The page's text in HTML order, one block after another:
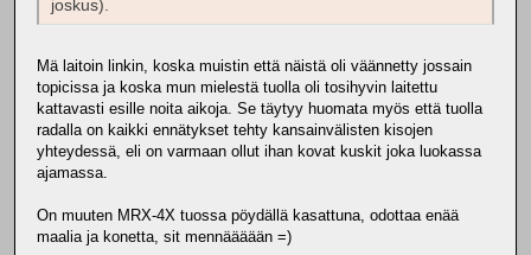
joskus).
Mä laitoin linkin, koska muistin että näistä oli väännetty jossain
topicissa ja koska mun mielestä tuolla oli tosihyvin laitettu
kattavasti esille noita aikoja. Se täytyy huomata myös että tuolla
radalla on kaikki ennätykset tehty kansainvälisten kisojen
yhteydessä, eli on varmaan ollut ihan kovat kuskit joka luokassa
ajamassa.
On muuten MRX-4X tuossa pöydällä kasattuna, odottaa enää
maalia ja konetta, sit mennäääään =)